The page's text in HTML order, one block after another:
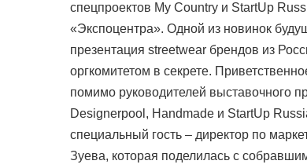
спецпроектов My Country и StartUp
«Экспоцентра». Одной из новинок
презентация streetwear брендов из
оргкомитетом в секрете.
помимо руководителей выставочного
Designerpool, Handmade и StartUp
специальный гость – директор по
Зуева, которая поделилась с